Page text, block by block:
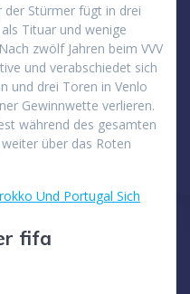
Stürmer fügt in drei
Tituar und wenige
zwölf Jahren beim VVV
und verabschiedet sich
und drei Toren in Venlo
Gewinnwette verlieren.
während des gesamten
über das Roten
Und Portugal Sich
fifa